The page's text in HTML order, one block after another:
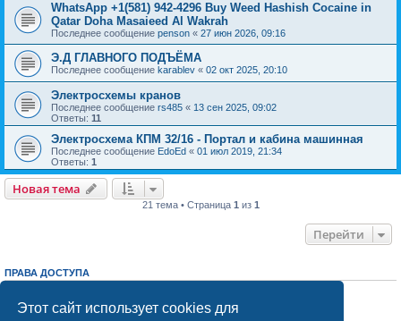
Этот сайт использует cookies для
WhatsApp +1(581) 942-4296 Buy Weed Hashish Cocaine in
Qatar Doha Masaieed Al Wakrah
Последнее сообщение penson « 27 июн 2026, 09:16
Э.Д ГЛАВНОГО ПОДЪЁМА
Последнее сообщение karablev « 02 окт 2025, 20:10
Электросхемы кранов
Последнее сообщение rs485 « 13 сен 2025, 09:02
Ответы: 11
Электросхема КПМ 32/16 - Портал и кабина машинная
Последнее сообщение EdoEd « 01 июл 2019, 21:34
Ответы: 1
Новая тема
21 тема • Страница 1 из 1
Перейти
ПРАВА ДОСТУПА
Выне можетеотвечать на сообщения
Выне можетередактировать свои сообщения